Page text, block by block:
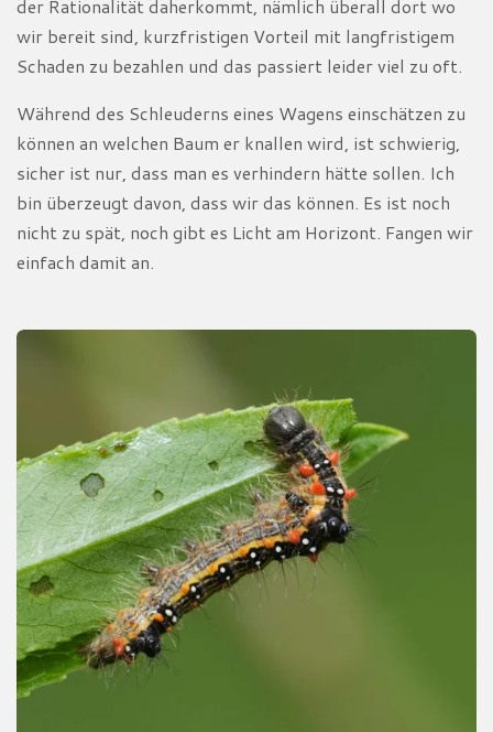
der Rationalität daherkommt, nämlich überall dort wo
wir bereit sind, kurzfristigen Vorteil mit langfristigem
Schaden zu bezahlen und das passiert leider viel zu oft.
Während des Schleuderns eines Wagens einschätzen zu
können an welchen Baum er knallen wird, ist schwierig,
sicher ist nur, dass man es verhindern hätte sollen. Ich
bin überzeugt davon, dass wir das können. Es ist noch
nicht zu spät, noch gibt es Licht am Horizont. Fangen wir
einfach damit an.